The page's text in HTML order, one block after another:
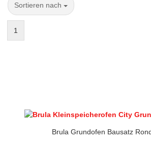
Sortieren nach
Sortieren nach
1
Brula Grundofen Bausatz